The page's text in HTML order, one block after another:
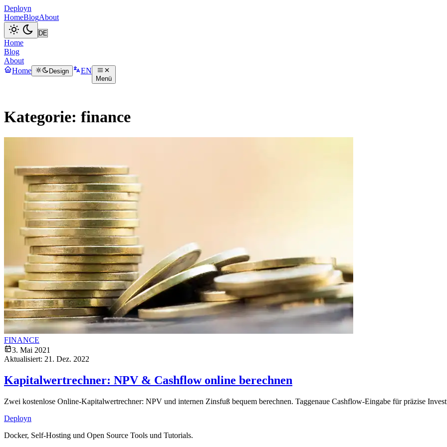
Deployn
HomeBlogAbout
Home
Blog
About
Home
Design EN
Menü
Kategorie: finance
FINANCE
3. Mai 2021
Aktualisiert: 21. Dez. 2022
Kapitalwertrechner: NPV & Cashflow online berechnen
Zwei kostenlose Online-Kapitalwertrechner: NPV und internen Zinsfuß bequem berechnen. Taggenaue Cashflow-Eingabe für präzise
Deployn
Docker, Self-Hosting und Open Source Tools und Tutorials.